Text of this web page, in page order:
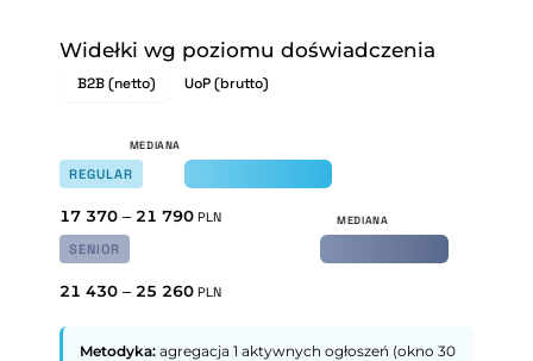
Widełki wg poziomu doświadczenia
B2B (netto) UoP (brutto)
REGULAR
17 370 – 21 790 PLN
SENIOR
21 430 – 25 260 PLN
Metodyka: agregacja 1 aktywnych ogłoszeń (okno 30